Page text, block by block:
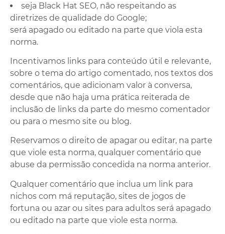
seja Black Hat SEO, não respeitando as
diretrizes de qualidade do Google;
será apagado ou editado na parte que viola esta
norma.
Incentivamos links para conteúdo útil e relevante,
sobre o tema do artigo comentado, nos textos dos
comentários, que adicionam valor à conversa,
desde que não haja uma prática reiterada de
inclusão de links da parte do mesmo comentador
ou para o mesmo site ou blog.
Reservamos o direito de apagar ou editar, na parte
que viole esta norma, qualquer comentário que
abuse da permissão concedida na norma anterior.
Qualquer comentário que inclua um link para
nichos com má reputação, sites de jogos de
fortuna ou azar ou sites para adultos será apagado
ou editado na parte que viole esta norma.